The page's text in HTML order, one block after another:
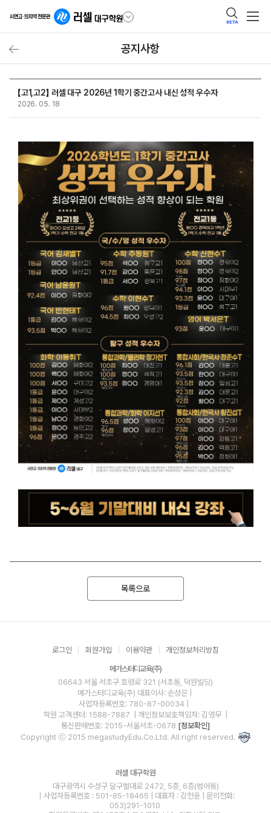
BETA
공지사항
【고1,고2】 러셀 대구 2026년 1학기 중간고사 내신 성적 우수자
2026. 05. 18
목록으로
로그인 회원가입 이용약관 개인정보처리방침
메가스터디교육(주)
06643 서울 서초구 효령로 321 (서초동, 덕원빌딩)
메가스터디교육(주) 대표이사: 손성은 |
사업자등록번호: 780-87-00034
학원 고객센터: 1588-7887
| 개인정보보호책임자: 김영무
통신판매번호: 2015-서울서초-0678 [정보확인]
Copyright ⓒ 2015 megastudyEdu.Co.Ltd. All right reserved.
러셀 대구학원
대구광역시 수성구 달구벌대로 2472, 5층, 6층(범어동)
ㅣ사업자등록번호 : 501-85-18465 | 대표자 : 강천윤 | 문의전화:
053)291-1010